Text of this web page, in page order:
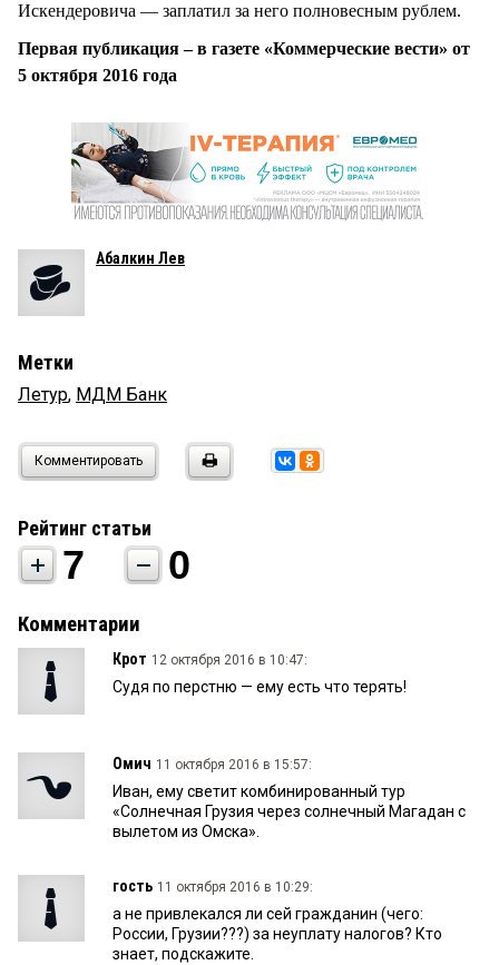
Искендеровича — заплатил за него полновесным рублем.
Первая публикация – в газете «Коммерческие вести» от
5 октября 2016 года
Абалкин Лев
Метки
Летур, МДМ Банк
Комментировать
Рейтинг статьи
7 0
Комментарии
Крот 12 октября 2016 в 10:47:
Судя по перстню — ему есть что терять!
Омич 11 октября 2016 в 15:57:
Иван, ему светит комбинированный тур
«Солнечная Грузия через солнечный Магадан с
вылетом из Омска».
гость 11 октября 2016 в 10:29:
а не привлекался ли сей гражданин (чего:
России, Грузии???) за неуплату налогов? Кто
знает, подскажите.